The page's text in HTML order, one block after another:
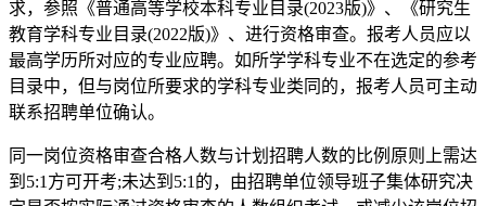
求，参照《普通高等学校本科专业目录(2023版)》、《研究生
教育学科专业目录(2022版)》、进行资格审查。报考人员应以
最高学历所对应的专业应聘。如所学学科专业不在选定的参考
目录中，但与岗位所要求的学科专业类同的，报考人员可主动
联系招聘单位确认。
同一岗位资格审查合格人数与计划招聘人数的比例原则上需达
到5:1方可开考;未达到5:1的，由招聘单位领导班子集体研究决